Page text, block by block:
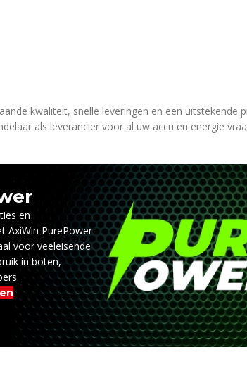
kwaliteit, snelle leveringen en een uitstekende
als leverancier voor al uw accu en energie
en
AxiWin PurePower
voor veeleisende
in boten,